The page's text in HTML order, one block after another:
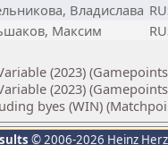
Владислава
Максим
(2023)
(2023)
byes (WIN)
© 2006-2026 Heinz